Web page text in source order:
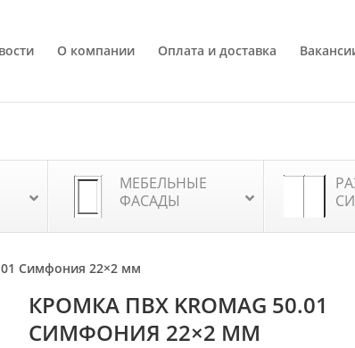
О компании Оплата и доставка
МЕБЕЛЬНЫЕ
ФАСАДЫ
Симфония 22×2 мм
КРОМКА ПВХ KROMAG 50.01
СИМФОНИЯ 22×2 ММ